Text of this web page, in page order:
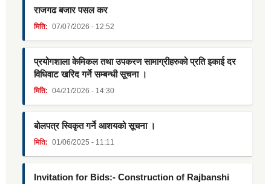
राजगढ बजार पसल कर
मिति: 07/07/2026 - 12:52
प्रयोगशाला केमिकल तथा उपकरण सामाग्रीहरुको प्रति इकाई दर
विधिवाट खरिद गर्ने सम्बन्धी सूचना ।
मिति: 04/21/2026 - 14:30
बोलपत्र स्विकृत गर्ने आशयको सूचना ।
मिति: 01/06/2025 - 11:11
Invitation for Bids:- Construction of Rajbanshi